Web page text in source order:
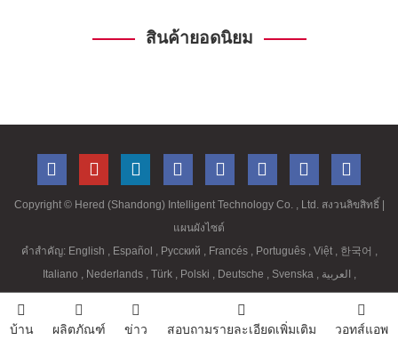
สินค้ายอดนิยม
Copyright © Hered (Shandong) Intelligent Technology Co. , Ltd. สงวนลิขสิทธิ์
แผนผังไซต์
คำสำคัญ: English , Español , Русский , Francés , Português , Việt , 한국어 ,
Italiano , Nederlands , Türk , Polski , Deutsche , Svenska , ,
บ้าน ผลิตภัณฑ์ ข่าว สอบถามรายละเอียดเพิ่มเติม วอทส์แอพ